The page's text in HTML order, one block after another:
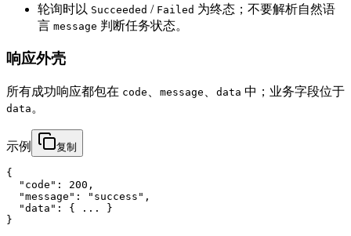
轮询时以 Succeeded / Failed 为终态；不要解析自然语
言 message 判断任务状态。
响应外壳
所有成功响应都包在 code message data 中；业务字段位于
data 。
示例 复制
{
  "code": 200,
  "message": "success",
  "data": { ... }
}